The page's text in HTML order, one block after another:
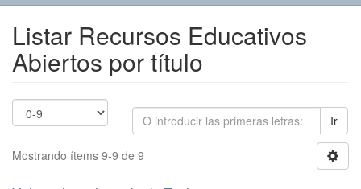
Listar Recursos Educativos
Abiertos por título
Ir
Mostrando ítems 9-9 de 9